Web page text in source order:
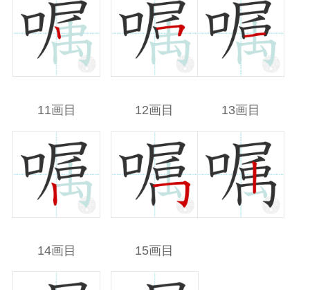
11画目 12画目 13画目
14画目 15画目